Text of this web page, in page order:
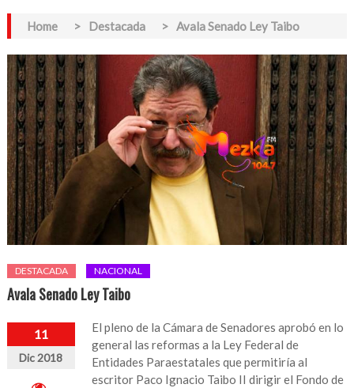
Home > Destacada > Avala Senado Ley Taibo
DESTACADA NACIONAL
Avala Senado Ley Taibo
11
Dic 2018
El pleno de la Cámara de Senadores aprobó en lo
general las reformas a la Ley Federal de
Entidades Paraestatales que permitiría al
escritor Paco Ignacio Taibo II dirigir el Fondo de